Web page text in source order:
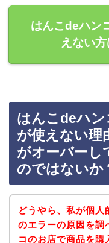
はんこdeハン
えない
はんこdeハ
が使えない理
がオーバーし
のではないか
どうやら、私が個人
のエラーの原因を調
コのお店で商品を購